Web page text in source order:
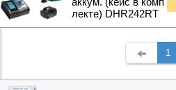
лекте) DHR242RT
1